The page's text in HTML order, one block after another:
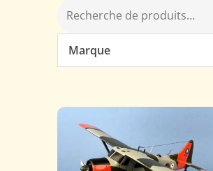
Marque